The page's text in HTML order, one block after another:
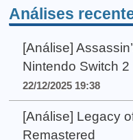
Análises
[Análise]
Nintendo Switch 2
22/12/2025 19:38
[Análise] Legacy
Remastered